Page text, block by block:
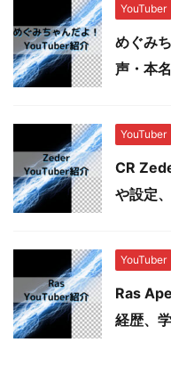
YouTuber
めぐみ
声・本
YouTuber
CR
や設定
YouTuber
Ras
経歴、